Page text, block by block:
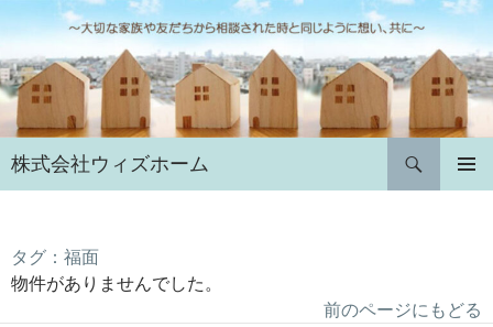
ン
テ
ン
ツ
へ
ス
キ
プ
株式会社ウィズホーム
検
索
タグ：福面
物件がありませんでした。
前のページにもどる